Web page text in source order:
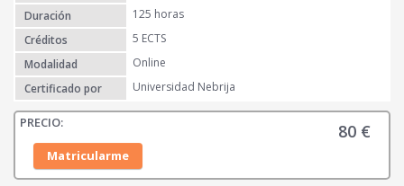
Duración
125 horas
Créditos
5 ECTS
Modalidad
Online
Certificado por
Universidad Nebrija
80 €
Matricularme